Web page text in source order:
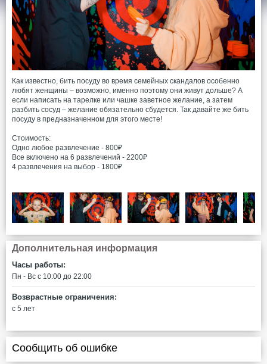
Как известно, бить посуду во время семейных скандалов особенно
любят женщины – возможно, именно поэтому они живут дольше? А
если написать на тарелке или чашке заветное желание, а затем
разбить сосуд – желание обязательно сбудется. Так давайте же бить
посуду в предназначенном для этого месте!
Стоимость:
Одно любое развлечение - 800₽
Все включено на 6 развлечений - 2200₽
4 развлечения на выбор - 1800₽
Дополнительная информация
Часы работы:
Пн - Вс c 10:00 до 22:00
Возврастные ограничения:
с 5 лет
Сообщить об ошибке